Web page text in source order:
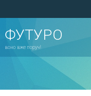
ФУТУРО
воно вже поруч!